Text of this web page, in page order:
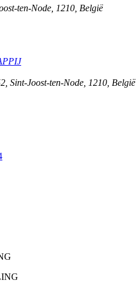
ten-Node 1210 België
Sint-Joost-ten-Node 1210 België